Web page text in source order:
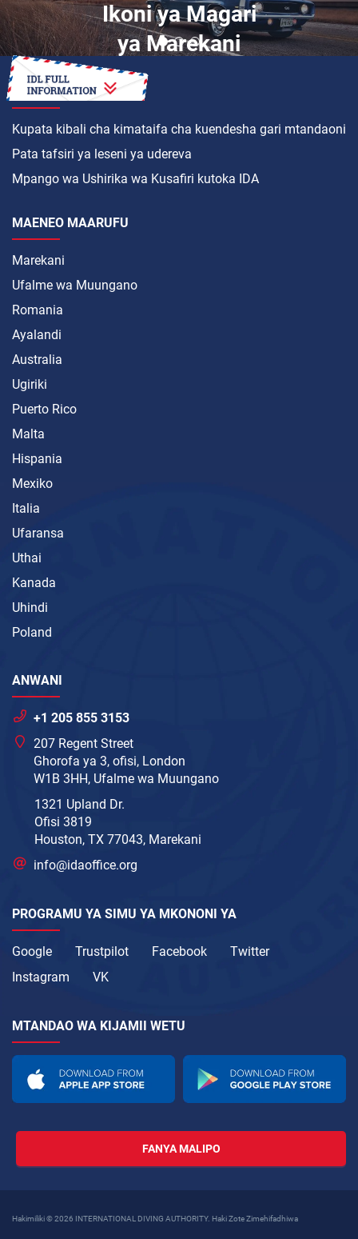
Ikoni ya Magari
ya Marekani
JINSI YA
Kupata kibali cha kimataifa cha kuendesha gari mtandaoni
Pata tafsiri ya leseni ya udereva
Mpango wa Ushirika wa Kusafiri kutoka IDA
MAENEO MAARUFU
Marekani
Ufalme wa Muungano
Romania
Ayalandi
Australia
Ugiriki
Puerto Rico
Malta
Hispania
Mexiko
Italia
Ufaransa
Uthai
Kanada
Uhindi
Poland
ANWANI
+1 205 855 3153
207 Regent Street
Ghorofa ya 3, ofisi, London
W1B 3HH, Ufalme wa Muungano
1321 Upland Dr.
Ofisi 3819
Houston, TX 77043, Marekani
info@idaoffice.org
PROGRAMU YA SIMU YA MKONONI YA
Google Trustpilot Facebook
Twitter
Instagram
VK
MTANDAO WA KIJAMII WETU
FANYA MALIPO
Hakimiliki © 2026 INTERNATIONAL DIVING AUTHORITY. Haki Zote Zimehifadhiwa